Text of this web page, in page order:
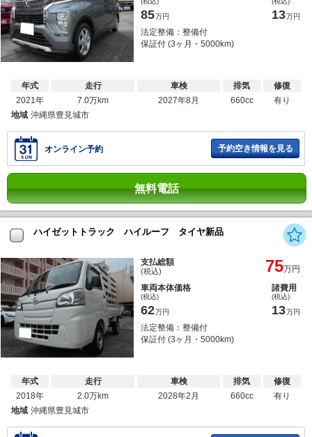
85万円 13万円
法定整備：整備付
保証付 (3ヶ月・5000km)
年式
2021年
走行
7.0万km
車検
2027年8月
排気
660cc
修復
有り
地域 沖縄県豊見城市
オンライン予約 予約空き情報を見る
無料電話
ハイゼットトラック ハイルーフ タイヤ新品
支払総額
(税込) 75万円
車両本体価格
(税込)
62万円
諸費用
(税込)
13万円
法定整備：整備付
保証付 (3ヶ月・5000km)
年式
2018年
走行
2.0万km
車検
2028年2月
排気
660cc
修復
有り
地域 沖縄県豊見城市